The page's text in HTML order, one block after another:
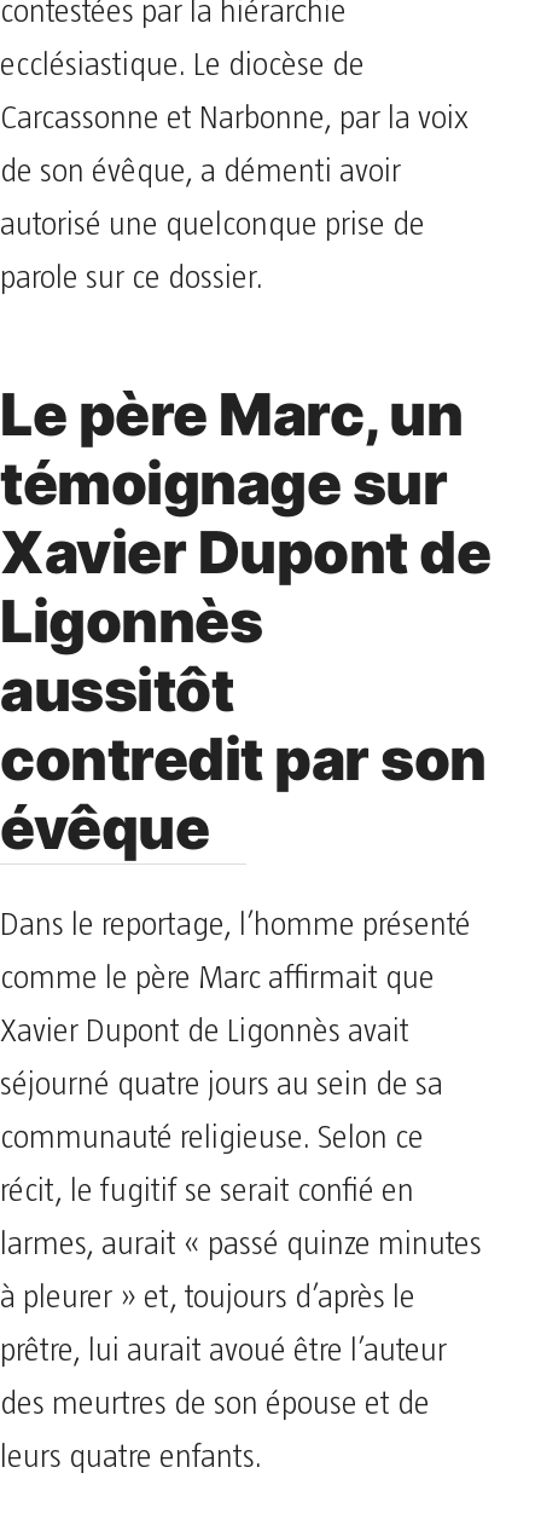
contestées par la hiérarchie
ecclésiastique. Le diocèse de
Carcassonne et Narbonne, par la voix
de son évêque, a démenti avoir
autorisé une quelconque prise de
parole sur ce dossier.
Le père Marc, un
témoignage sur
Xavier Dupont de
Ligonnès
aussitôt
contredit par son
évêque
Dans le reportage, l’homme présenté
comme le père Marc affirmait que
Xavier Dupont de Ligonnès avait
séjourné quatre jours au sein de sa
communauté religieuse. Selon ce
récit, le fugitif se serait confié en
larmes, aurait « passé quinze minutes
à pleurer » et, toujours d’après le
prêtre, lui aurait avoué être l’auteur
des meurtres de son épouse et de
leurs quatre enfants.